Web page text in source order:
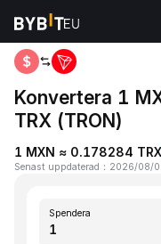
Hem MXN to TRX
Konvertera 1
TRX (TRON)
1 MXN ≈ 0.178284 TRX
Senast uppdaterad ： 2026/08/
Spendera